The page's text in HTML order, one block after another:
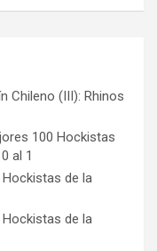
Chileno (III): Rhinos
100 Hockistas
al 1
de la
de la